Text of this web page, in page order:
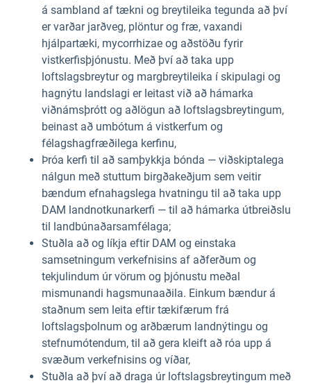
á sambland af tækni og breytileika tegunda að því
er varðar jarðveg, plöntur og fræ, vaxandi
hjálpartæki, mycorrhizae og aðstöðu fyrir
vistkerfisþjónustu. Með því að taka upp
loftslagsbreytur og margbreytileika í skipulagi og
hagnýtu landslagi er leitast við að hámarka
viðnámsþrótt og aðlögun að loftslagsbreytingum,
beinast að umbótum á vistkerfum og
félagshagfræðilega kerfinu,
Þróa kerfi til að samþykkja bónda — viðskiptalega
nálgun með stuttum birgðakeðjum sem veitir
bændum efnahagslega hvatningu til að taka upp
DAM landnotkunarkerfi — til að hámarka útbreiðslu
til landbúnaðarsamfélaga;
Stuðla að og líkja eftir DAM og einstaka
samsetningum verkefnisins af aðferðum og
tekjulindum úr vörum og þjónustu meðal
mismunandi hagsmunaaðila. Einkum bændur á
staðnum sem leita eftir tækifærum frá
loftslagsþolnum og arðbærum landnýtingu og
stefnumótendum, til að gera kleift að róa upp á
svæðum verkefnisins og víðar,
Stuðla að því að draga úr loftslagsbreytingum með